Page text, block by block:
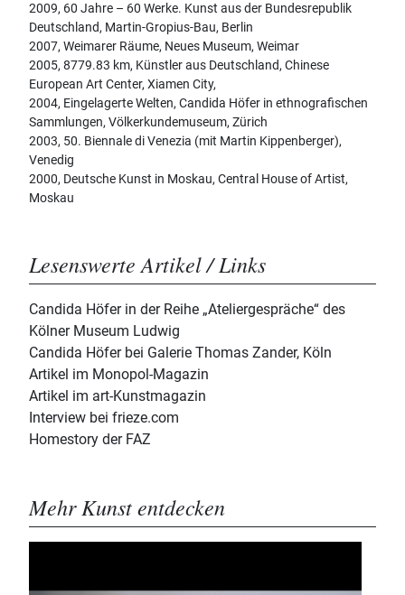
2009, 60 Jahre – 60 Werke. Kunst aus der Bundesrepublik
Deutschland, Martin-Gropius-Bau, Berlin
2007, Weimarer Räume, Neues Museum, Weimar
2005, 8779.83 km, Künstler aus Deutschland, Chinese
European Art Center, Xiamen City,
2004, Eingelagerte Welten, Candida Höfer in ethnografischen
Sammlungen, Völkerkundemuseum, Zürich
2003, 50. Biennale di Venezia (mit Martin Kippenberger),
Venedig
2000, Deutsche Kunst in Moskau, Central House of Artist,
Moskau
Lesenswerte Artikel / Links
Candida Höfer in der Reihe „Ateliergespräche“ des
Kölner Museum Ludwig
Candida Höfer bei Galerie Thomas Zander, Köln
Artikel im Monopol-Magazin
Artikel im art-Kunstmagazin
Interview bei frieze.com
Homestory der FAZ
Mehr Kunst entdecken